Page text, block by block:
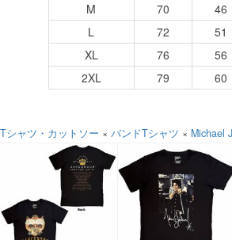
M
70 46
L
72 51
XL
76 56
2XL
79 60
Tシャツ・カットソー × バンドTシャツ × Michael